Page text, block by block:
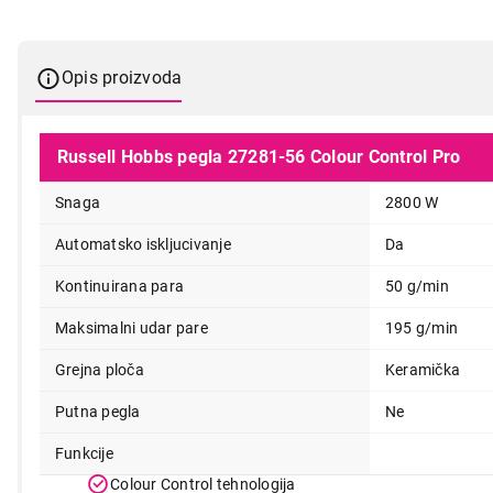
Opis proizvoda
Russell Hobbs pegla 27281-56 Colour Control Pro
Snaga 2800 W
Automatsko iskljucivanje Da
Kontinuirana para 50 g/min
Maksimalni udar pare 195 g/min
Grejna ploča Keramička
Putna pegla Ne
Funkcije
Colour Control tehnologija